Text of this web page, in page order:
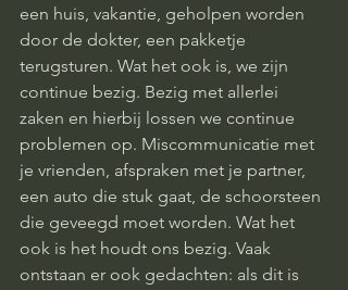
een huis, vakantie, geholpen worden
door de dokter, een pakketje
terugsturen. Wat het ook is, we zijn
continue bezig. Bezig met allerlei
zaken en hierbij lossen we continue
problemen op. Miscommunicatie met
je vrienden, afspraken met je partner,
een auto die stuk gaat, de schoorsteen
die geveegd moet worden. Wat het
ook is het houdt ons bezig. Vaak
ontstaan er ook gedachten: als dit is